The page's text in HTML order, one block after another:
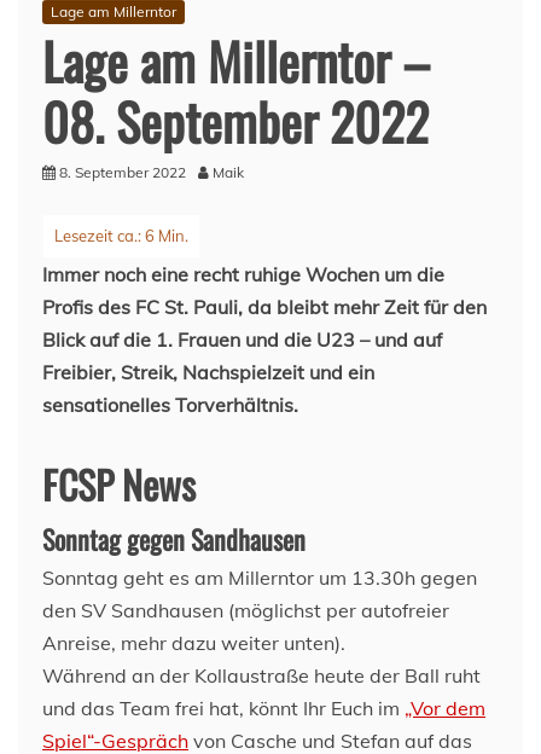
Lage am Millerntor
Lage am Millerntor –
08. September 2022
8. September 2022 Maik
Immer noch eine recht ruhige Wochen um die
Profis des FC St. Pauli, da bleibt mehr Zeit für den
Blick auf die 1. Frauen und die U23 – und auf
Freibier, Streik, Nachspielzeit und ein
sensationelles Torverhältnis.
FCSP News
Sonntag gegen Sandhausen
Sonntag geht es am Millerntor um 13.30h gegen
den SV Sandhausen (möglichst per autofreier
Anreise, mehr dazu weiter unten).
Während an der Kollaustraße heute der Ball ruht
und das Team frei hat, könnt Ihr Euch im „Vor dem
Spiel“-Gespräch von Casche und Stefan auf das